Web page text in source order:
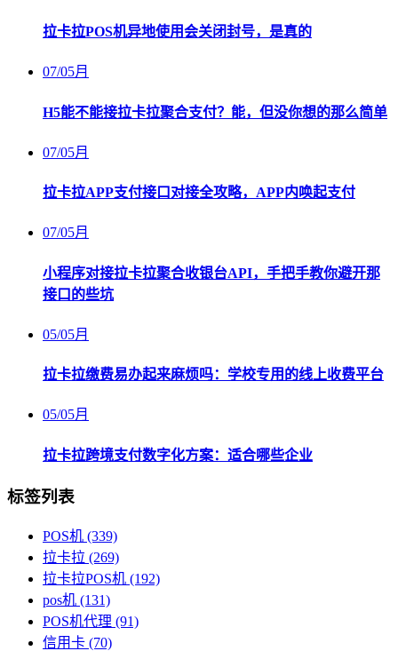
拉卡拉POS机异地使用会关闭封号，是真的
07/05月
H5能不能接拉卡拉聚合支付？能，但没你想的那么简单
07/05月
拉卡拉APP支付接口对接全攻略，APP内唤起支付
07/05月
小程序对接拉卡拉聚合收银台API，手把手教你避开那
接口的些坑
05/05月
拉卡拉缴费易办起来麻烦吗：学校专用的线上收费平台
05/05月
拉卡拉跨境支付数字化方案：适合哪些企业
标签列表
POS机 (339)
拉卡拉 (269)
拉卡拉POS机 (192)
pos机 (131)
POS机代理 (91)
信用卡 (70)